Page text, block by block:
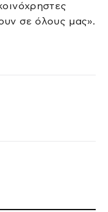
σε όλους μας».